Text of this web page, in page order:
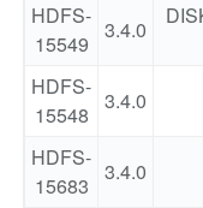
HDFS-
15549
3.4.0
HDFS-
15548
3.4.0
HDFS-
15683
3.4.0